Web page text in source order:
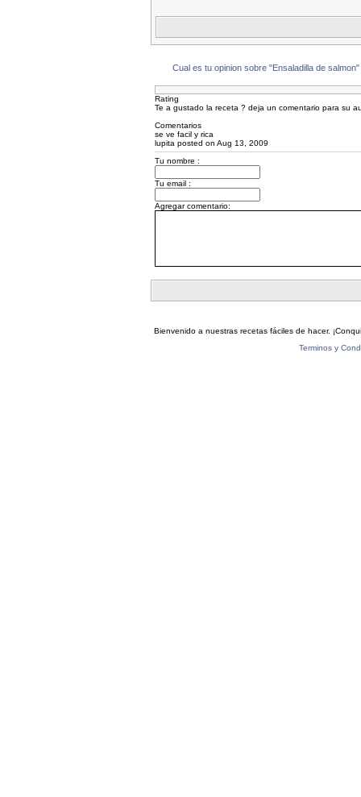
Cual es tu opinion sobre "Ensaladilla de salmon"
Rating
Te a gustado la receta ? deja un comentario para su
Comentarios
se ve facil y rica
lupita posted on Aug 13, 2009
Tu nombre :
Tu email :
Agregar comentario:
Bienvenido a nuestras recetas fáciles de hacer.
Terminos y